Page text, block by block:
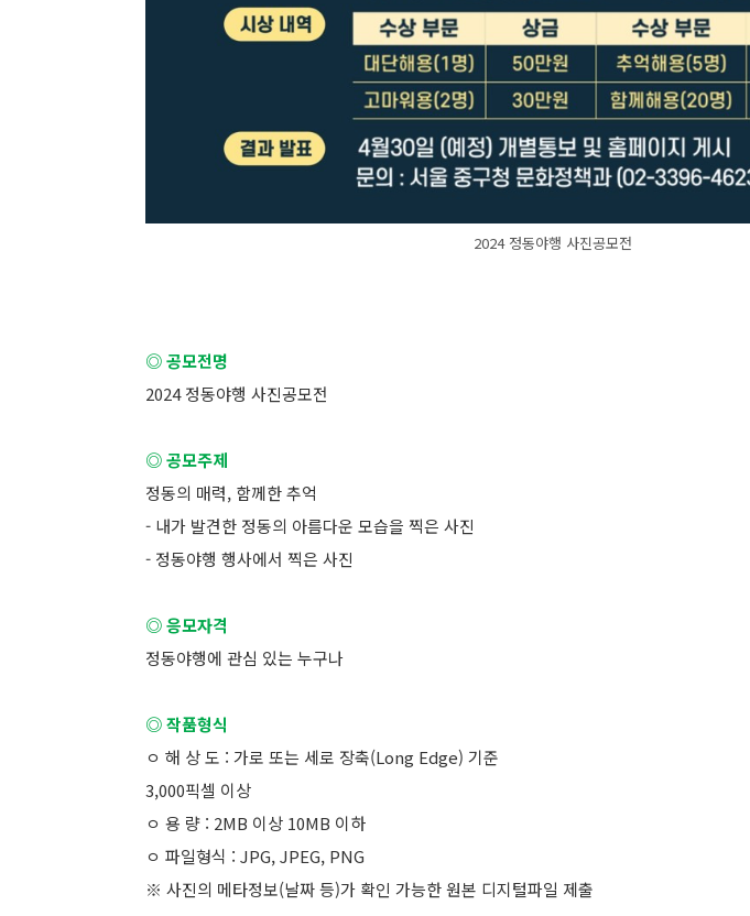
2024 정동야행 사진공모전
◎ 공모전명
2024 정동야행 사진공모전
◎ 공모주제
정동의 매력, 함께한 추억
- 내가 발견한 정동의 아름다운 모습을 찍은 사진
- 정동야행 행사에서 찍은 사진
◎ 응모자격
정동야행에 관심 있는 누구나
◎ 작품형식
ㅇ 해 상 도 : 가로 또는 세로 장축(Long Edge) 기준
3,000픽셀 이상
ㅇ 용 량 : 2MB 이상 10MB 이하
ㅇ 파일형식 : JPG, JPEG, PNG
※ 사진의 메타정보(날짜 등)가 확인 가능한 원본 디지털파일 제출